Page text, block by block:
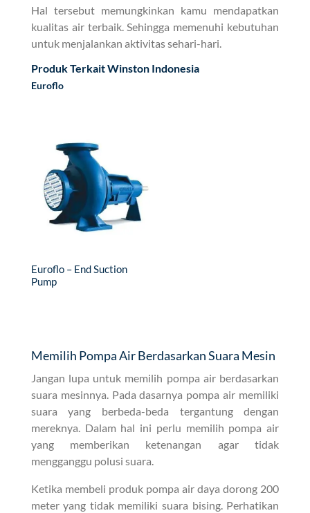
Hal tersebut memungkinkan kamu mendapatkan
kualitas air terbaik. Sehingga memenuhi kebutuhan
untuk menjalankan aktivitas sehari-hari.
Produk Terkait Winston Indonesia
Euroflo
Euroflo – End Suction
Pump
Memilih Pompa Air Berdasarkan Suara Mesin
Jangan lupa untuk memilih pompa air berdasarkan
suara mesinnya. Pada dasarnya pompa air memiliki
suara yang berbeda-beda tergantung dengan
mereknya. Dalam hal ini perlu memilih pompa air
yang memberikan ketenangan agar tidak
mengganggu polusi suara.
Ketika membeli produk pompa air daya dorong 200
meter yang tidak memiliki suara bising. Perhatikan